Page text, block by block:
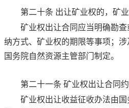
第二十条 出让矿业权的，矿
矿业权出让合同应当明确勘
纳方式、矿业权的期限等事项；
国务院自然资源主管部门制定。
第二十一条 矿业权出让合同
矿业权出让收益征收办法由